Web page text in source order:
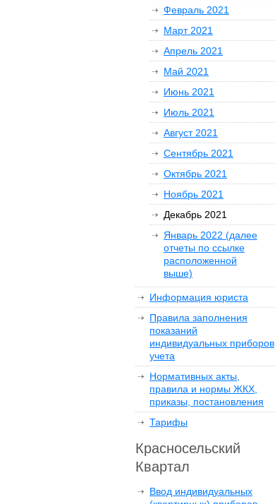
Февраль 2021
Март 2021
Апрель 2021
Май 2021
Июнь 2021
Июль 2021
Август 2021
Сентябрь 2021
Октябрь 2021
Ноябрь 2021
Декабрь 2021
Январь 2022 (далее
отчеты по ссылке
расположенной
выше)
Информация юриста
Правила заполнения
показаний
индивидуальных приборов
учета
Нормативных акты,
правила и нормы ЖКХ,
приказы, постановления
Тарифы
Красносельский
Квартал
Ввод индивидуальных